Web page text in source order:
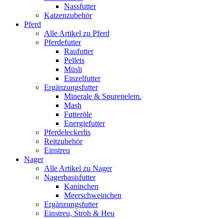
Nassfutter
Katzenzubehör
Pferd
Alle Artikel zu Pferd
Pferdefutter
Raufutter
Pellets
Müsli
Einzelfutter
Ergänzungsfutter
Minerale & Spurenelem.
Mash
Futteröle
Energiefutter
Pferdeleckerlis
Reitzubehör
Einstreu
Nager
Alle Artikel zu Nager
Nagerbasisfutter
Kaninchen
Meerschweinchen
Ergänzungsfutter
Einstreu, Stroh & Heu